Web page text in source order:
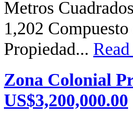
Metros
1,202
Propiedad...
Zona Colonial
US$3,200,000.00